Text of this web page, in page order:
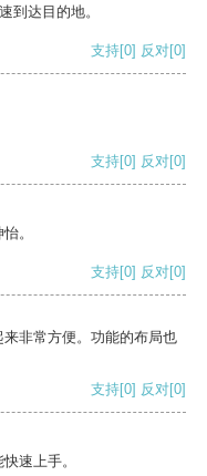
到达目的地。
支持[0] 反对[0]
支持[0] 反对[0]
。
支持[0] 反对[0]
非常方便。功能的布局也
支持[0] 反对[0]
速上手。